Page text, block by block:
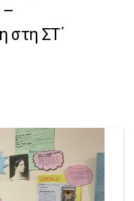
–
στη ΣΤ΄